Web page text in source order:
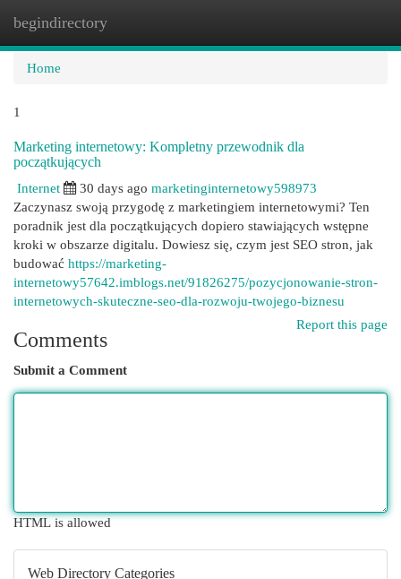
begindirectory
Home
1
Marketing internetowy: Kompletny przewodnik dla
początkujących
Internet
30 days ago marketinginternetowy598973
Zaczynasz swoją przygodę z marketingiem internetowymi? Ten
poradnik jest dla początkujących dopiero stawiających wstępne
kroki w obszarze digitalu. Dowiesz się, czym jest SEO stron, jak
budować https://marketing-
internetowy57642.imblogs.net/91826275/pozycjonowanie-stron-
internetowych-skuteczne-seo-dla-rozwoju-twojego-biznesu
Report this page
Comments
Submit a Comment
HTML is allowed
Web Directory Categories